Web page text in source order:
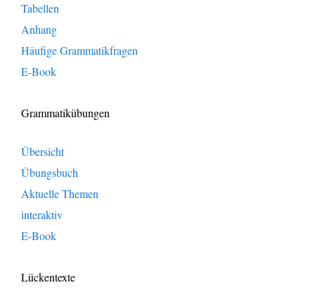
Tabellen
Anhang
Häufige Grammatikfragen
E-Book
Grammatikübungen
Übersicht
Übungsbuch
Aktuelle Themen
interaktiv
E-Book
Lückentexte